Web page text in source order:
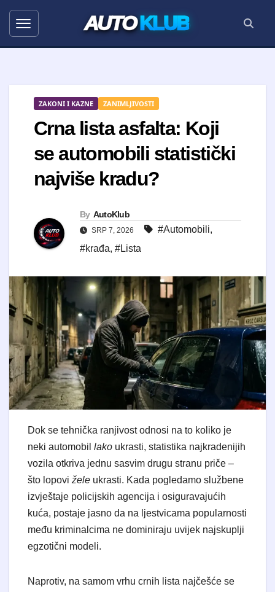
AUTOKLUB
ZAKONI I KAZNE ZANIMLJIVOSTI
Crna lista asfalta: Koji
se automobili statistički
najviše kradu?
By AutoKlub
SRP 7, 2026 #Automobili,
#krađa, #Lista
Dok se tehnička ranjivost odnosi na to koliko je
neki automobil lako ukrasti, statistika najkradenijih
vozila otkriva jednu sasvim drugu stranu priče –
što lopovi žele ukrasti. Kada pogledamo službene
izvještaje policijskih agencija i osiguravajućih
kuća, postaje jasno da na ljestvicama popularnosti
među kriminalcima ne dominiraju uvijek najskuplji
egzotični modeli.
Naprotiv, na samom vrhu crnih lista najčešće se